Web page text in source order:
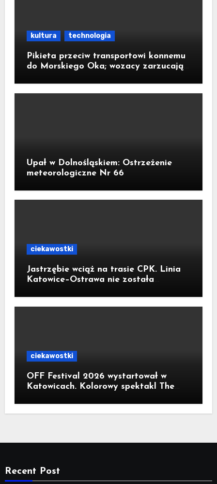
kultura technologia
Pikieta przeciw transportowi konnemu
do Morskiego Oka; wozacy zarzucają
Upał w Dolnośląskiem: Ostrzeżenie
meteorologiczne Nr 66
ciekawostki
Jastrzębie wciąż na trasie CPK. Linia
Katowice–Ostrawa nie została
ciekawostki
OFF Festival 2026 wystartował w
Katowicach. Kolorowy spektakl The
Recent Post